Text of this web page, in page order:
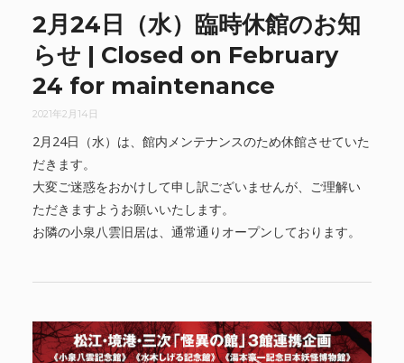
2月24日（水）臨時休館のお知
らせ | Closed on February
24 for maintenance
2021年2月14日
2月24日（水）は、館内メンテナンスのため休館させていた
だきます。
大変ご迷惑をおかけして申し訳ございませんが、ご理解い
ただきますようお願いいたします。
お隣の小泉八雲旧居は、通常通りオープンしております。